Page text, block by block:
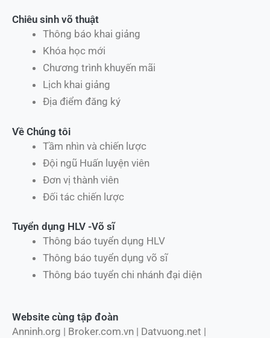
Chiêu sinh võ thuật
Thông báo khai giảng
Khóa học mới
Chương trình khuyến mãi
Lịch khai giảng
Địa điểm đăng ký
Về Chúng tôi
Tầm nhìn và chiến lược
Đội ngũ Huấn luyện viên
Đơn vị thành viên
Đối tác chiến lược
Tuyển dụng HLV -Võ sĩ
Thông báo tuyển dụng HLV
Thông báo tuyển dụng võ sĩ
Thông báo tuyển chi nhánh đại diện
Website cùng tập đoàn
Anninh.org | Broker.com.vn | Datvuong.net |